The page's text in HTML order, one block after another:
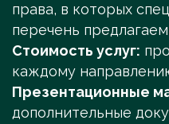
права, в которых
перечень
Стоимость услуг:
каждому
Презентационные
дополнительные